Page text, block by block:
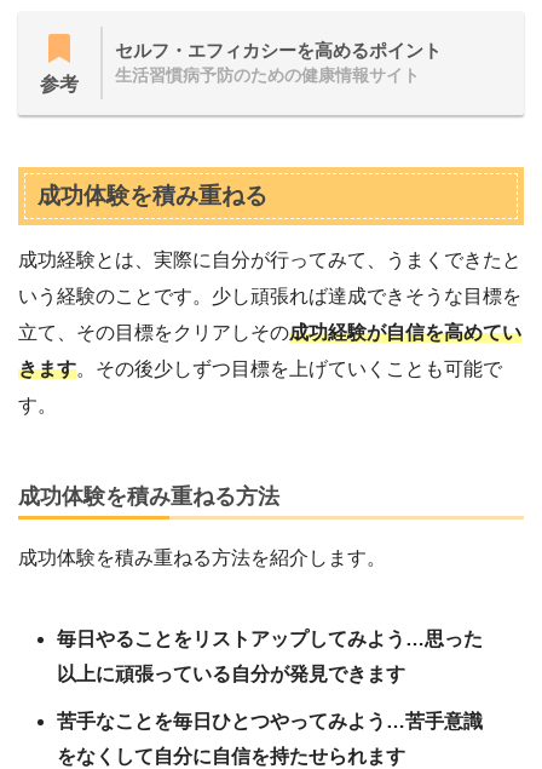
参考
セルフ・エフィカシーを高めるポイント
生活習慣病予防のための健康情報サイト
成功体験を積み重ねる
成功経験とは、実際に自分が行ってみて、うまくできたと
いう経験のことです。少し頑張れば達成できそうな目標を
立て、その目標をクリアしその成功経験が自信を高めてい
きます。その後少しずつ目標を上げていくことも可能で
す。
成功体験を積み重ねる方法
成功体験を積み重ねる方法を紹介します。
毎日やることをリストアップしてみよう…思った
以上に頑張っている自分が発見できます
苦手なことを毎日ひとつやってみよう…苦手意識
をなくして自分に自信を持たせられます